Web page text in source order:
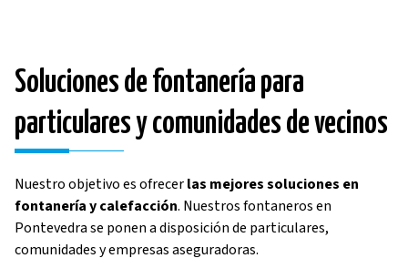
Soluciones de fontanería para
particulares y comunidades de vecinos
Nuestro objetivo es ofrecerlas mejores soluciones en
fontanería y calefacción. Nuestrosfontaneros en
Pontevedra se ponen a disposición de particulares,
comunidades y empresas aseguradoras.